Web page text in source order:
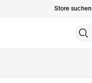
Store suchen